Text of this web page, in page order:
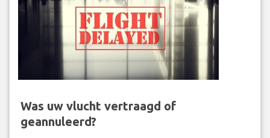
Was uw vlucht vertraagd of
geannuleerd?